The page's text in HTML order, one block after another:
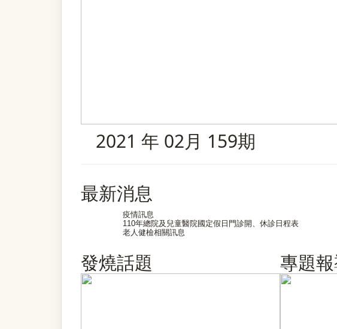
2021 年 02月 159期
最新消息
疫情訊息
110年總院及兒童醫院國定假日門診開、休診日程表
老人健檢相關訊息
發燒話題 專題